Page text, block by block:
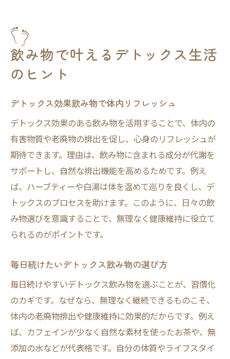
飲み物で叶えるデトックス生活
のヒント
デトックス効果飲み物で体内リフレッシュ
デトックス効果のある飲み物を活用することで、体内の
有害物質や老廃物の排出を促し、心身のリフレッシュが
期待できます。理由は、飲み物に含まれる成分が代謝を
サポートし、自然な排出機能を高めるためです。例え
ば、ハーブティーや白湯は体を温めて巡りを良くし、デ
トックスのプロセスを助けます。このように、日々の飲
み物選びを意識することで、無理なく健康維持に役立て
られるのがポイントです。
毎日続けたいデトックス飲み物の選び方
毎日続けやすいデトックス飲み物を選ぶことが、習慣化
のカギです。なぜなら、無理なく継続できるものこそ、
体内の老廃物排出や健康維持に効果的だからです。例え
ば、カフェインが少なく自然な素材を使ったお茶や、無
添加の水などが代表格です。自分の体質やライフスタイ